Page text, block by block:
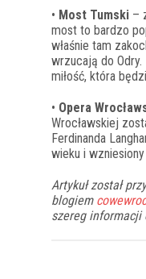
• Most Tumski –
most to bardzo
właśnie tam
wrzucają do
miłość, która
• Opera
Wrocławskiej
Ferdinanda
wieku i
Artykuł został
blogiem
szereg informacji